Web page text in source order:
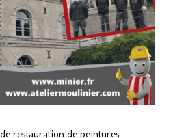
restauration de peintures